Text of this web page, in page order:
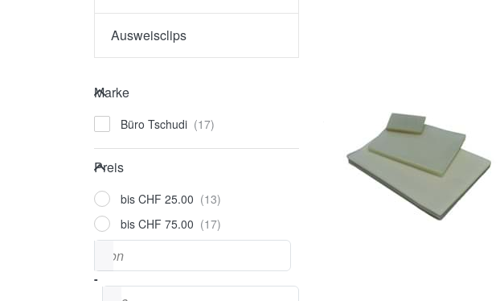
Ausweisclips
Marke
Marke
Büro Tschudi
Preis
Preis
bis CHF 25.00
bis CHF 75.00
Preisspanne
von
-
bis